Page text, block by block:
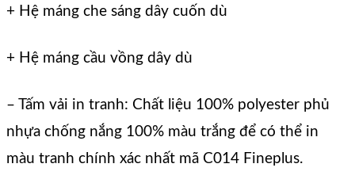
+ Hệ máng che sáng dây cuốn dù
+ Hệ máng cầu vồng dây dù
– Tấm vải in tranh: Chất liệu 100% polyester phủ
nhựa chống nắng 100% màu trắng để có thể in
màu tranh chính xác nhất mã C014 Fineplus.